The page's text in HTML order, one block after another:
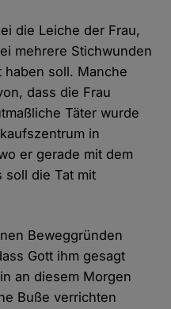
die Leiche der Frau,
mehrere Stichwunden
haben soll. Manche
dass die Frau
Täter wurde
in
er gerade mit dem
soll die Tat mit
Beweggründen
Gott ihm gesagt
an diesem Morgen
Buße verrichten